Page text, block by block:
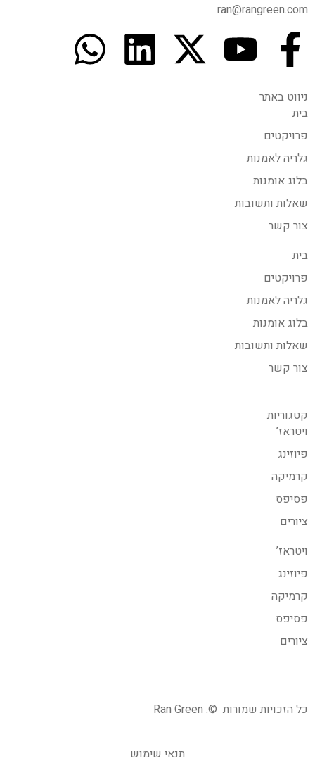
ran@rangreen.com
ניווט באתר
בית
פרויקטים
גלריה לאמנות
בלוג אומנות
שאלות ותשובות
צור קשר
בית
פרויקטים
גלריה לאמנות
בלוג אומנות
שאלות ותשובות
צור קשר
קטגוריות
ויטראז’
פיוזינג
קרמיקה
פסיפס
ציורים
ויטראז’
פיוזינג
קרמיקה
פסיפס
ציורים
כל הזכויות שמורות ©. Ran Green
תנאי שימוש